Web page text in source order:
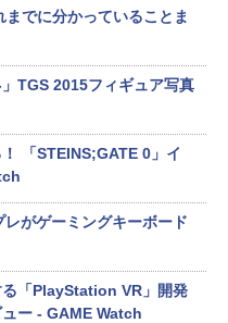
でに分かっていることま
TGS 2015フィギュア写真
「STEINS;GATE 0」イ
がゲーミングキーボード
る「PlayStation VR」開発
ュー - GAME Watch